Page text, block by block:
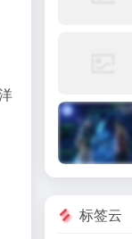
标签云